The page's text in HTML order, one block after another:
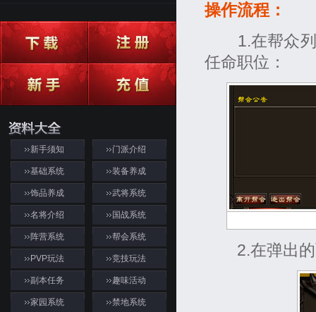
新手须知 门派介绍
基础系统 装备养成
饰品养成 武将系统
名将介绍 国战系统
阵营系统 帮会系统
PVP玩法 竞技玩法
副本任务 趣味活动
家园系统 禁地系统
操作流程：
1.在帮众列
任命职位：
2.在弹出的